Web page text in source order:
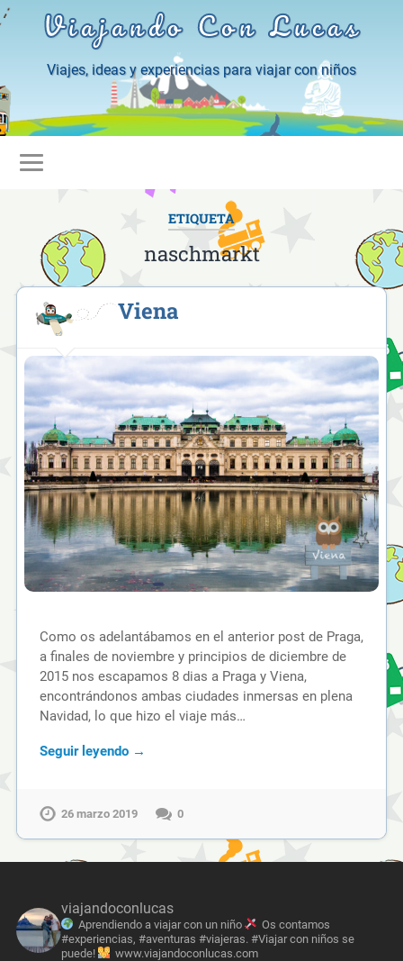
Viajando Con Lucas
Viajes, ideas y experiencias para viajar con niños
ETIQUETA
naschmarkt
Viena
Como os adelantábamos en el anterior post de Praga,
a finales de noviembre y principios de diciembre de
2015 nos escapamos 8 dias a Praga y Viena,
encontrándonos ambas ciudades inmersas en plena
Navidad, lo que hizo el viaje más…
Seguir leyendo →
26 marzo 2019 0
viajandoconlucas
Aprendiendo a viajar con un niño
Os contamos
#experiencias, #aventuras #viajeras. #Viajar con niños se
puede!
www.viajandoconlucas.com